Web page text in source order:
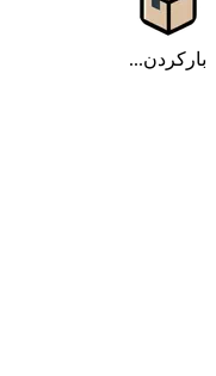
بارکردن...